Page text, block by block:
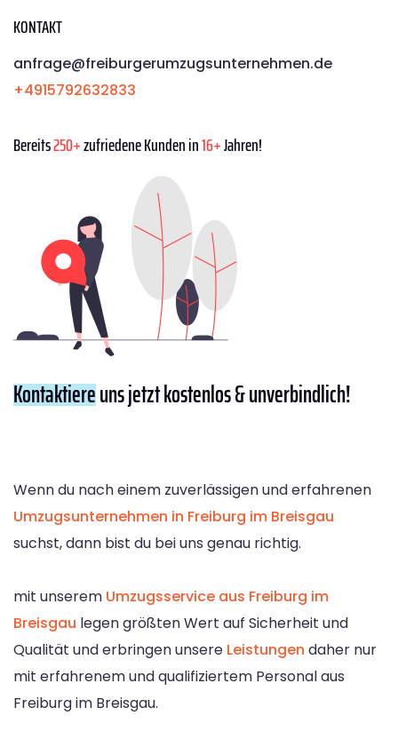
KONTAKT
anfrage@freiburgerumzugsunternehmen.de
+4915792632833
Bereits250+zufriedene Kunden in16+Jahren!
Kontaktiereuns jetzt kostenlos & unverbindlich!
Wenn du nach einem zuverlässigen und erfahrenen
Umzugsunternehmen in Freiburg im Breisgau
suchst, dann bist du bei uns genau richtig.
mit unserem Umzugsservice aus Freiburg im
Breisgau legen größten Wert auf Sicherheit und
Qualität und erbringen unsere Leistungen daher nur
mit erfahrenem und qualifiziertem Personal aus
Freiburg im Breisgau.